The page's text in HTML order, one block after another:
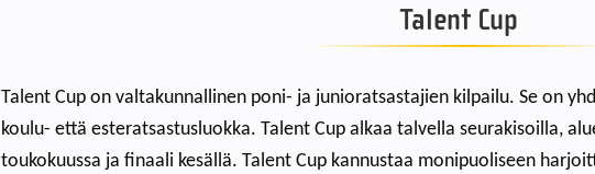
Talent Cup
Talent Cup on valtakunnallinen poni- ja junioratsastajien kilpailu. Se on
koulu- että esteratsastusluokka. Talent Cup alkaa talvella seurakisoilla,
toukokuussa ja finaali kesällä. Talent Cup kannustaa monipuoliseen